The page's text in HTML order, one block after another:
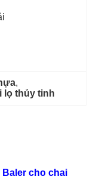
,
lọ thủy tinh
Baler cho chai